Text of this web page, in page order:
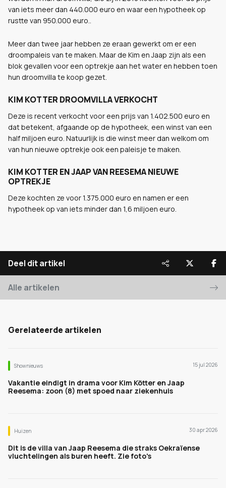
van iets meer dan 440.000 euro en waar een hypotheek op
rustte van 950.000 euro..
Meer dan twee jaar hebben ze eraan gewerkt om er een
droompaleis van te maken. Maar de Kim en Jaap zijn als een
blok gevallen voor een optrekje aan het water en hebben toen
hun droomvilla te koop gezet.
KIM KOTTER DROOMVILLA VERKOCHT
Deze is recent verkocht voor een prijs van 1.402.500 euro en
dat betekent, afgaande op de hypotheek, een winst van een
half miljoen euro. Natuurlijk is die winst meer dan welkom om
van hun nieuwe optrekje ook een paleisje te maken.
KIM KOTTER EN JAAP VAN REESEMA NIEUWE
OPTREKJE
Deze kochten ze voor 1.375.000 euro en namen er een
hypotheek op van iets minder dan 1,6 miljoen euro.
Deel dit artikel
Alle artikelen
Gerelateerde artikelen
Shownieuws 15 jul 2026
Vakantie eindigt in drama voor Kim Kötter en Jaap
Reesema: zoon (8) met spoed naar ziekenhuis
Huizen 30 apr 2026
Dit is de villa van Jaap Reesema die straks Oekraïense
vluchtelingen als buren heeft. Zie foto's